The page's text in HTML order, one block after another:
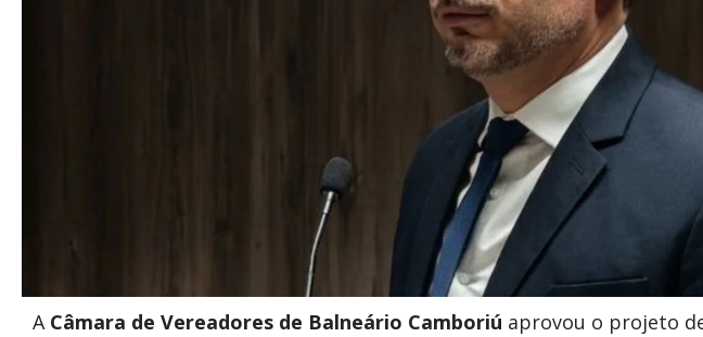
A Câmara de Vereadores de Balneário Camboriú aprovou o projeto